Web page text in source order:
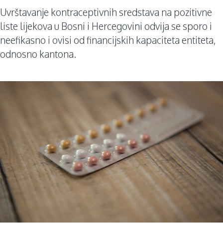
Lične priče
Saradnja sa medijima
Pretraga
Uvrštavanje kontraceptivnih sredstava na pozitivne
liste lijekova u Bosni i Hercegovini odvija se sporo i
neefikasno i ovisi od financijskih kapaciteta entiteta,
odnosno kantona.